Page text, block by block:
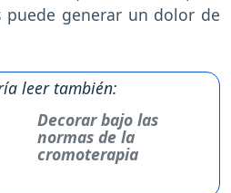
puede generar un dolor de
leer también:
Decorar bajo las
normas de la
cromoterapia